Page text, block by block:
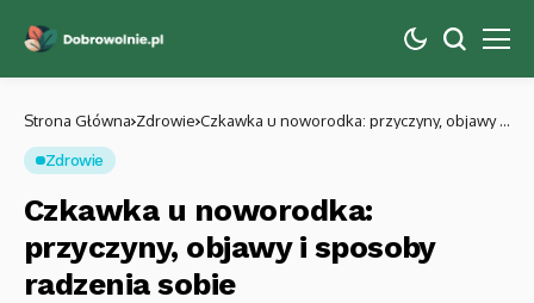
Strona Główna Zdrowie Czkawka u noworodka: przyczyny, objawy i
Zdrowie
Czkawka u noworodka:
przyczyny, objawy i sposoby
radzenia sobie